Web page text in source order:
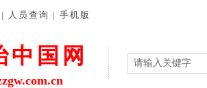
中国网
人员查询 | 手机版